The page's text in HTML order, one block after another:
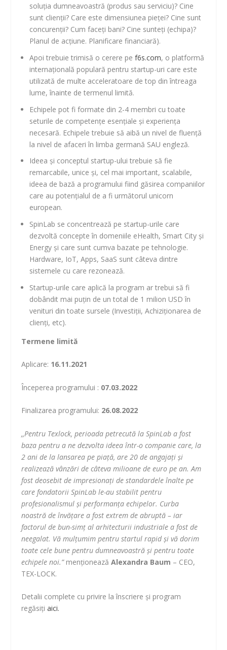
soluția dumneavoastră (produs sau serviciu)? Cine
sunt clienții? Care este dimensiunea pieței? Cine sunt
concurenții? Cum faceți bani? Cine sunteți (echipa)?
Planul de acțiune. Planificare financiară).
Apoi trebuie trimisă o cerere pe f6s.com, o platformă
internațională populară pentru startup-uri care este
utilizată de multe acceleratoare de top din întreaga
lume, înainte de termenul limită.
Echipele pot fi formate din 2-4 membri cu toate
seturile de competențe esențiale și experiența
necesară. Echipele trebuie să aibă un nivel de fluență
la nivel de afaceri în limba germană SAU engleză.
Ideea și conceptul startup-ului trebuie să fie
remarcabile, unice și, cel mai important, scalabile,
ideea de bază a programului fiind găsirea companiilor
care au potențialul de a fi următorul unicorn
european.
SpinLab se concentrează pe startup-urile care
dezvoltă concepte în domeniile eHealth, Smart City și
Energy și care sunt cumva bazate pe tehnologie.
Hardware, IoT, Apps, SaaS sunt câteva dintre
sistemele cu care rezonează.
Startup-urile care aplică la program ar trebui să fi
dobândit mai puțin de un total de 1 milion USD în
venituri din toate sursele (Investiții, Achiziționarea de
clienți, etc).
Termene limită
Aplicare: 16.11.2021
Începerea programului : 07.03.2022
Finalizarea programului: 26.08.2022
,,Pentru Texlock, perioada petrecută la SpinLab a fost
baza pentru a ne dezvolta ideea într-o companie care, la
2 ani de la lansarea pe piață, are 20 de angajați și
realizează vânzări de câteva milioane de euro pe an. Am
fost deosebit de impresionați de standardele înalte pe
care fondatorii SpinLab le-au stabilit pentru
profesionalismul și performanța echipelor. Curba
noastră de învățare a fost extrem de abruptă – iar
factorul de bun-simț al arhitecturii industriale a fost de
neegalat. Vă mulțumim pentru startul rapid și vă dorim
toate cele bune pentru dumneavoastră și pentru toate
echipele noi.”menționeazăAlexandra Baum – CEO,
TEX-LOCK.
Detalii complete cu privire la înscriere și program
regăsițiaici.